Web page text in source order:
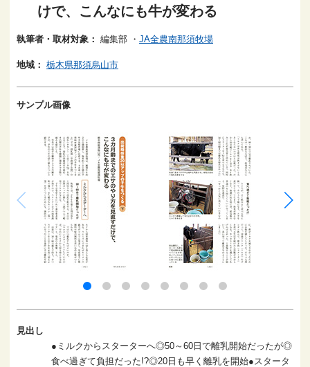
けで、こんなにも牛が変わる
執筆者・取材対象： 編集部 ・ JA全農南那須牧場
地域： 栃木県那須烏山市
サンプル画像
見出し
●ミルクからスターターへ◎50～60日で離乳開始だったが◎
食べ過ぎて負担だった!?◎20日も早く離乳を開始●スタータ